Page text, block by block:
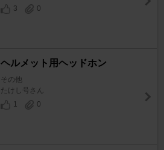
3
0
ヘルメット用ヘッドホン
その他
たけし号さん
1
0